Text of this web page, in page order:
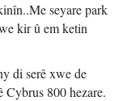
seyare park
kir û em ketin
di serê xwe de
800 hezare.